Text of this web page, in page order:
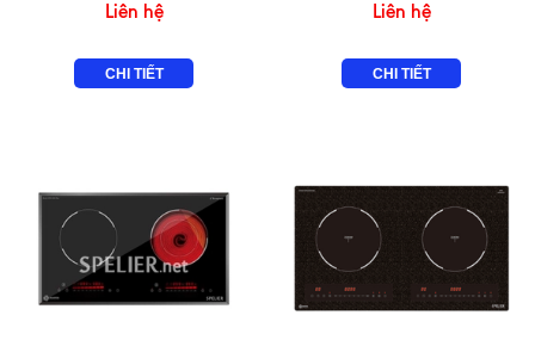
Liên hệ
CHI TIẾT
Liên hệ
CHI TIẾT